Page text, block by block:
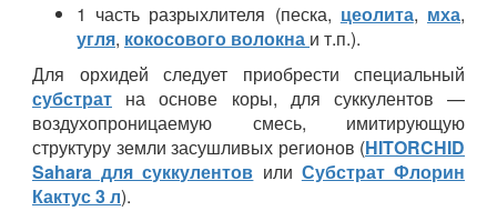
1 часть разрыхлителя (песка, цеолита, мха,
угля, кокосового волокна и т.п.).
Для орхидей следует приобрести специальный
субстрат на основе коры, для суккулентов —
воздухопроницаемую смесь, имитирующую
структуру земли засушливых регионов (HITORCHID
Sahara для суккулентов или Субстрат Флорин
Кактус 3 л).